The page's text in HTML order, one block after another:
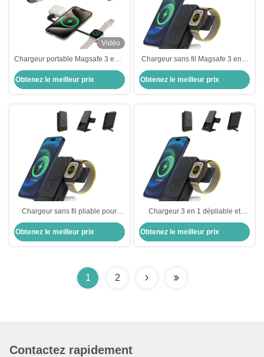
Vidéo
Chargeur portable Magsafe 3 en 1
sans fil pour montres et écouteurs
Iphone
Obtenez le meilleur prix
Chargeur sans fil Magsafe 3 en 1
avec banque d'alimentation et
conception de montre cachée
Obtenez le meilleur prix
Chargeur sans fil pliable pour
iPhone 15 Pro Max
Obtenez le meilleur prix
Chargeur 3 en 1 dépliable et
caché
Obtenez le meilleur prix
1 2
Contactez rapidement